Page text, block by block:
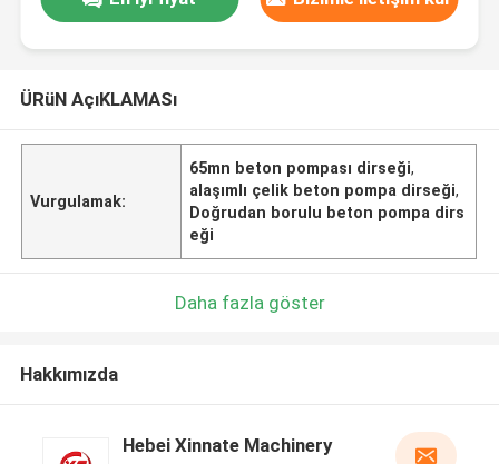
ÜRüN AçıKLAMASı
Vurgulamak:
65mn beton pompası dirseği,
alaşımlı çelik beton pompa dirseği,
Doğrudan borulu beton pompa dirs
eği
Daha fazla göster
Hakkımızda
Hebei Xinnate Machinery